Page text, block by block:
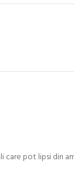
pot lipsi din